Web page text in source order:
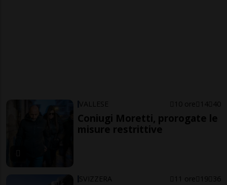
VALLESE 10 ore 14 40
Coniugi Moretti, prorogate le
misure restrittive
SVIZZERA 11 ore 19 36